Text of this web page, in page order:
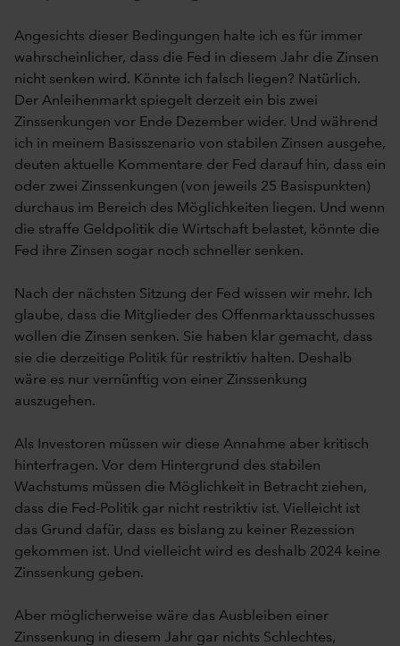
Angesichts dieser Bedingungen halte ich es für immer
wahrscheinlicher, dass die Fed in diesem Jahr die Zinsen
nicht senken wird. Könnte ich falsch liegen? Natürlich.
Der Anleihenmarkt spiegelt derzeit ein bis zwei
Zinssenkungen vor Ende Dezember wider. Und während
ich in meinem Basisszenario von stabilen Zinsen ausgehe,
deuten aktuelle Kommentare der Fed darauf hin, dass ein
oder zwei Zinssenkungen (von jeweils 25 Basispunkten)
durchaus im Bereich des Möglichkeiten liegen. Und wenn
die straffe Geldpolitik die Wirtschaft belastet, könnte die
Fed ihre Zinsen sogar noch schneller senken.
Nach der nächsten Sitzung der Fed wissen wir mehr. Ich
glaube, dass die Mitglieder des Offenmarktausschusses
wollen die Zinsen senken. Sie haben klar gemacht, dass
sie die derzeitige Politik für restriktiv halten. Deshalb
wäre es nur vernünftig von einer Zinssenkung
auszugehen.
Als Investoren müssen wir diese Annahme aber kritisch
hinterfragen. Vor dem Hintergrund des stabilen
Wachstums müssen die Möglichkeit in Betracht ziehen,
dass die Fed-Politik gar nicht restriktiv ist. Vielleicht ist
das Grund dafür, dass es bislang zu keiner Rezession
gekommen ist. Und vielleicht wird es deshalb 2024 keine
Zinssenkung geben.
Aber möglicherweise wäre das Ausbleiben einer
Zinssenkung in diesem Jahr gar nichts Schlechtes,